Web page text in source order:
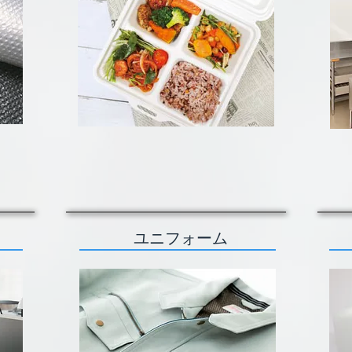
ユニフォーム